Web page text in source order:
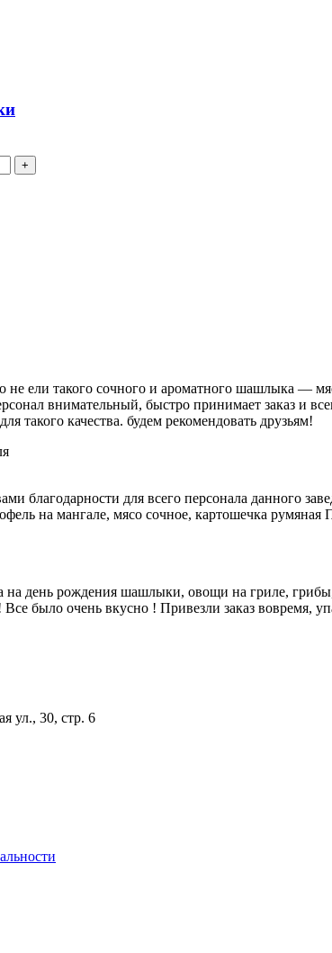
ели такого сочного и ароматного шашлыка —
внимательный, быстро принимает заказ и
такого качества. будем рекомендовать друзьям!
благодарности для всего персонала
на мангале, мясо сочное, картошечка
на день рождения шашлыки, овощи на гриле,
Все было очень вкусно ! Привезли заказ вовремя,
ул., 30, стр. 6